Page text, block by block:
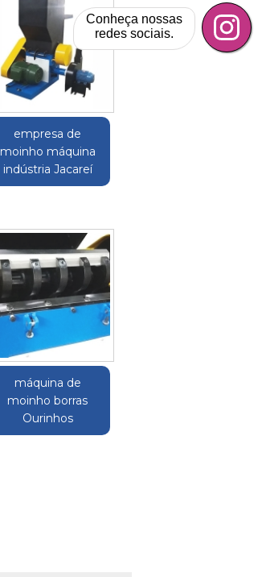
empresa de
moinho máquina
indústria Jacareí
máquina de
moinho borras
Ourinhos
Conheça nossas
redes sociais.